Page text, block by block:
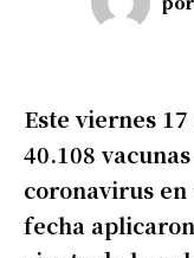
Este viernes
40.108
coronavirus en
fecha